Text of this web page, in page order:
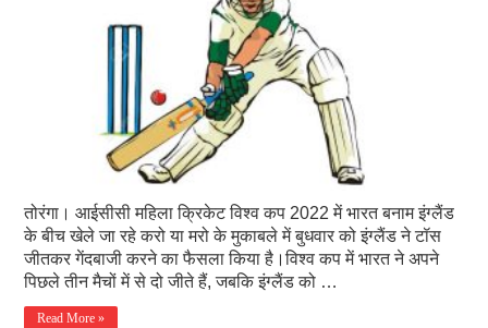
तोरंगा। आईसीसी महिला क्रिकेट विश्व कप 2022 में भारत बनाम इंग्लैंड
के बीच खेले जा रहे करो या मरो के मुकाबले में बुधवार को इंग्लैंड ने टॉस
जीतकर गेंदबाजी करने का फैसला किया है।विश्व कप में भारत ने अपने
पिछले तीन मैचों में से दो जीते हैं, जबकि इंग्लैंड को …
Read More »